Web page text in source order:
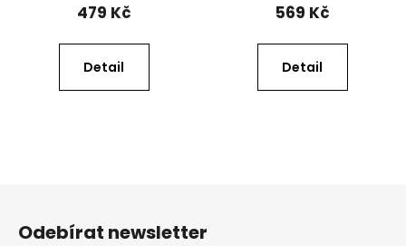
479 Kč
Detail
569 Kč
Detail
Odebírat newsletter